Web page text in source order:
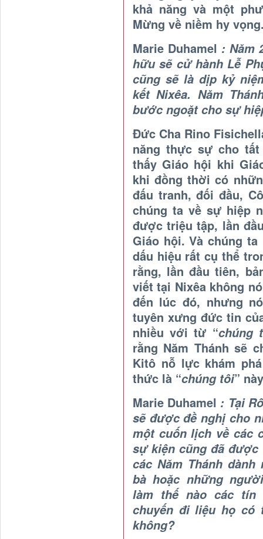
khả năng và một
Mừng về niềm hy
Marie Duhamel : Năm
hữu sẽ cử hành Lễ
cũng sẽ là dịp kỷ
kết Nixêa. Năm
bước ngoặt cho sự
Đức Cha Rino
năng thực sự cho
thấy Giáo hội khi
khi đồng thời có
đấu tranh, đối đầu,
chúng ta về sự hiệp
được triệu tập, lần
Giáo hội. Và chúng
dấu hiệu rất cụ thể
rằng, lần đầu tiên,
viết tại Nixêa không
đến lúc đó, nhưng
tuyên xưng đức tin
nhiều với từ “chúng
rằng Năm Thánh sẽ
Kitô nỗ lực khám
thức là “chúng tôi”
Marie Duhamel : Tại
sẽ được đề nghị cho
một cuốn lịch về các
sự kiện cũng đã được
các Năm Thánh
bà hoặc những
làm thế nào các tín
chuyến đi liệu họ có
không?